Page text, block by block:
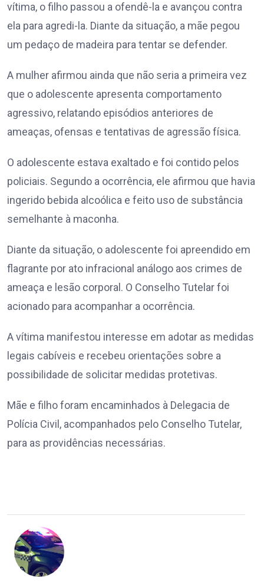
vítima, o filho passou a ofendê-la e avançou contra
ela para agredi-la. Diante da situação, a mãe pegou
um pedaço de madeira para tentar se defender.
A mulher afirmou ainda que não seria a primeira vez
que o adolescente apresenta comportamento
agressivo, relatando episódios anteriores de
ameaças, ofensas e tentativas de agressão física.
O adolescente estava exaltado e foi contido pelos
policiais. Segundo a ocorrência, ele afirmou que havia
ingerido bebida alcoólica e feito uso de substância
semelhante à maconha.
Diante da situação, o adolescente foi apreendido em
flagrante por ato infracional análogo aos crimes de
ameaça e lesão corporal. O Conselho Tutelar foi
acionado para acompanhar a ocorrência.
A vítima manifestou interesse em adotar as medidas
legais cabíveis e recebeu orientações sobre a
possibilidade de solicitar medidas protetivas.
Mãe e filho foram encaminhados à Delegacia de
Polícia Civil, acompanhados pelo Conselho Tutelar,
para as providências necessárias.